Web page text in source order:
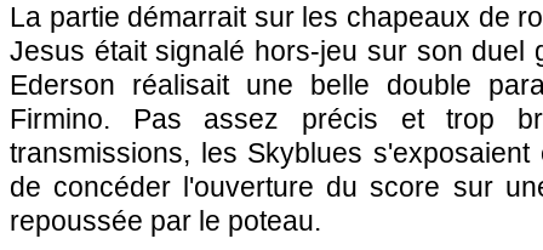
La partie démarrait sur les chapeaux de
Jesus était signalé hors-jeu sur son duel
Ederson réalisait une belle double
Firmino. Pas assez précis et trop
transmissions, les Skyblues
de concéder l'ouverture du score sur
repoussée par le poteau.